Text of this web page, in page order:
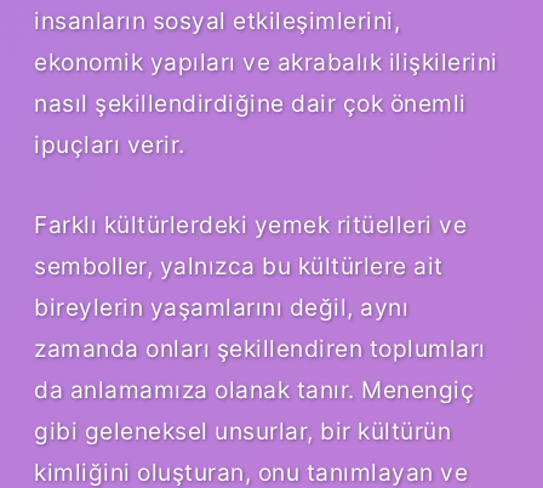
insanların sosyal etkileşimlerini,
ekonomik yapıları ve akrabalık ilişkilerini
nasıl şekillendirdiğine dair çok önemli
ipuçları verir.
Farklı kültürlerdeki yemek ritüelleri ve
semboller, yalnızca bu kültürlere ait
bireylerin yaşamlarını değil, aynı
zamanda onları şekillendiren toplumları
da anlamamıza olanak tanır. Menengiç
gibi geleneksel unsurlar, bir kültürün
kimliğini oluşturan, onu tanımlayan ve